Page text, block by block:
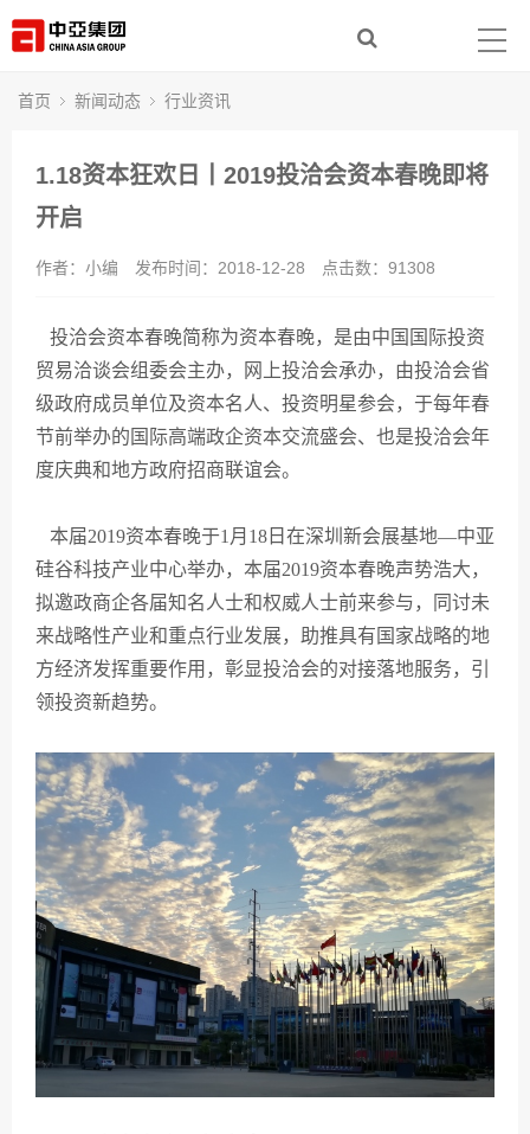
社会责任
人力资源
联系我们
首页 新闻动态 行业资讯
1.18资本狂欢日丨2019投洽会资本春晚即将
开启
作者：小编 发布时间：2018-12-28 点击数： 91308
投洽会资本春晚简称为资本春晚，是由中国国际投资
贸易洽谈会组委会主办，网上投洽会承办，由投洽会省
级政府成员单位及资本名人、投资明星参会，于每年春
节前举办的国际高端政企资本交流盛会、也是投洽会年
度庆典和地方政府招商联谊会。
本届2019资本春晚于1月18日在深圳新会展基地—中亚
硅谷科技产业中心举办，本届2019资本春晚声势浩大，
拟邀政商企各届知名人士和权威人士前来参与，同讨未
来战略性产业和重点行业发展，助推具有国家战略的地
方经济发挥重要作用，彰显投洽会的对接落地服务，引
领投资新趋势。